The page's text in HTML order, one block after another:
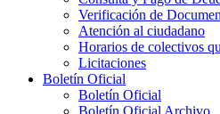
Verificación de
Atención al ciudadano
Horarios de colectivos
Licitaciones
Boletín Oficial
Boletín Oficial
Boletín Oficial Archivo